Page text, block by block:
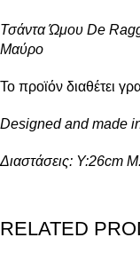
Τσάντα Ώμου De
Μαύρο
Το προϊόν διαθέτει
Designed and made
Διαστάσεις: Υ:26cm
RELATED